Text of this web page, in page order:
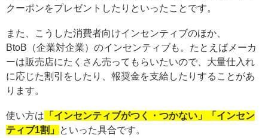
クーポンをプレゼントしたりといったことです。
また、こうした消費者向けインセンティブのほか、
BtoB（企業対企業）のインセンティブも。たとえばメーカ
ーは販売店にたくさん売ってもらいたいので、大量仕入れ
に応じた割引をしたり、報奨金を支給したりすることがあ
ります。
使い方は 「インセンティブがつく・つかない」「インセン
ティブ1割」
といった具合です。